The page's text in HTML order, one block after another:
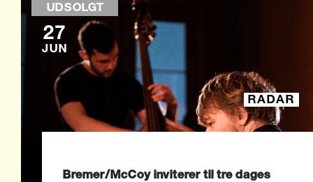
UDSOLGT
27
JUN
RADAR
Bremer/McCoy inviterer til tre dages